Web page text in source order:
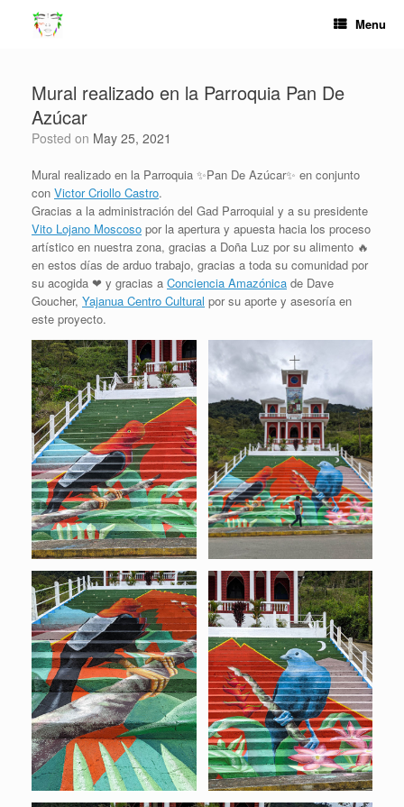
Menu
Mural realizado en la Parroquia Pan De
Azúcar
Posted on May 25, 2021
Mural realizado en la Parroquia ✨Pan De Azúcar✨ en conjunto
con Victor Criollo Castro.
Gracias a la administración del Gad Parroquial y a su presidente
Vito Lojano Moscoso por la apertura y apuesta hacia los proceso
artístico en nuestra zona, gracias a Doña Luz por su alimento 🔥
en estos días de arduo trabajo, gracias a toda su comunidad por
su acogida ❤ y gracias a Conciencia Amazónica de Dave
Goucher, Yajanua Centro Cultural por su aporte y asesoría en
este proyecto.